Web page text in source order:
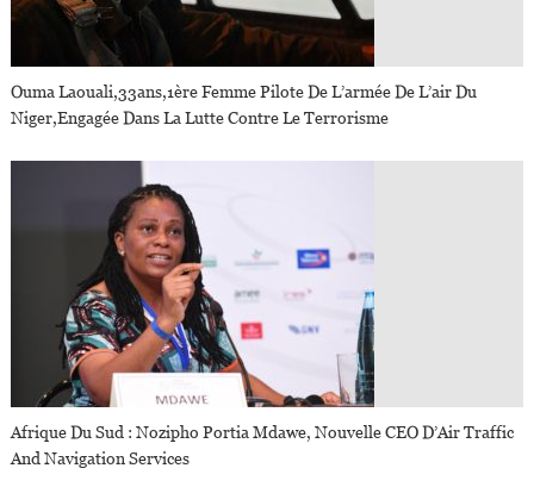
Ouma Laouali,33ans,1ère Femme Pilote De L’armée De L’air Du
Niger,engagée Dans La Lutte Contre Le Terrorisme
Afrique Du Sud : Nozipho Portia Mdawe, Nouvelle CEO D’Air Traffic
And Navigation Services